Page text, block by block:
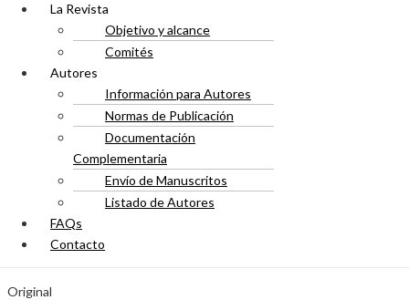
La Revista
Objetivo y alcance
Comités
Autores
Información para Autores
Normas de Publicación
Documentación
Complementaria
Envío de Manuscritos
Listado de Autores
FAQs
Contacto
Original